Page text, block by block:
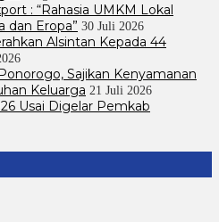
: “Rahasia UMKM Lokal
dan Eropa” 30 Juli 2026
Alsintan Kepada 44
Sajikan Kenyamanan
Keluarga 21 Juli 2026
Usai Digelar Pemkab